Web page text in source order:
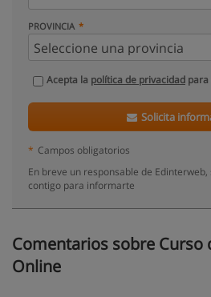
PROVINCIA
Acepta la política de privacidad
Solicita
* Campos obligatorios
En breve un responsable de
contigo para informarte
Comentarios sobre Curso
Online